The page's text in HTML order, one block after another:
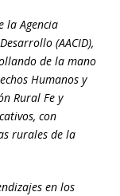
la Agencia
(AACID),
de la mano
Humanos y
Rural Fe y
con
rurales de la
en los